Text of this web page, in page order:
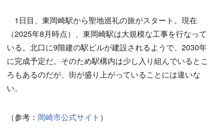
1日目、東岡崎駅から聖地巡礼の旅がスタート。現在
（2025年8月時点）、東岡崎駅は大規模な工事を行なって
いる。北口に9階建の駅ビルが建設されるようで、2030年
に完成予定だ。そのため駅構内は少し入り組んでいるとこ
ろもあるのだが、街が盛り上がっていることには違いな
い。
（参考： 岡崎市公式サイト ）